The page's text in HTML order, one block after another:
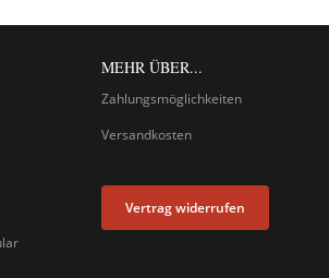
MEHR ÜBER...
Zahlungsmöglichkeiten
Versandkosten
Vertrag widerrufen